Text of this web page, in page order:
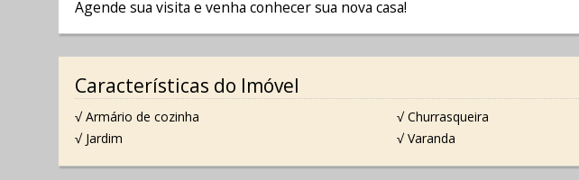
Agende sua visita e venha conhecer sua nova casa!
Características do Imóvel
√ Armário de cozinha √ Churrasqueira
√ Jardim
√ Varanda